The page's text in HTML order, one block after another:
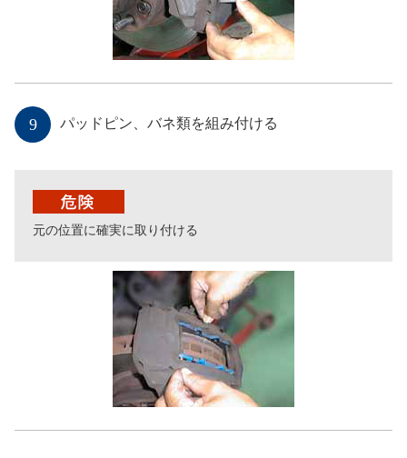
9 パッドピン、バネ類を組み付ける
元の位置に確実に取り付ける